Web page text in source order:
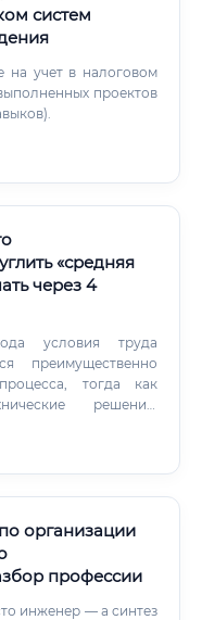
систем
на учет в налоговом
проектов
«средняя
через 4
условия труда
преимущественно
тогда как
решения.
организации
профессии
инженер — а синтез